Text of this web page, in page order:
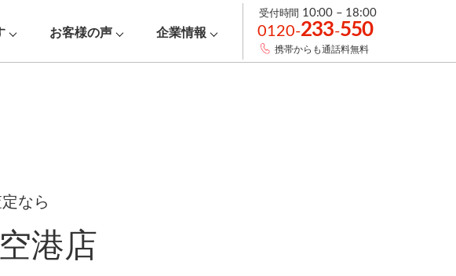
お客様の声 企業情報
受付時間 10:00 – 18:00
0120-233-550
携帯からも通話料無料
なら
港店